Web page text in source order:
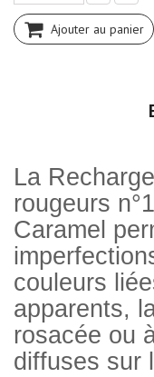
Ajouter au panier
La
rougeurs
Caramel
couleurs
apparents,
rosacée ou
diffuses sur